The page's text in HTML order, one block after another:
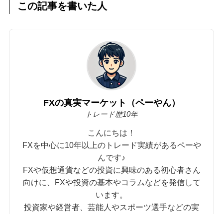
この記事を書いた人
FXの真実マーケット（ペーやん）
トレード歴10年
こんにちは！
FXを中心に10年以上のトレード実績があるペーや
んです♪
FXや仮想通貨などの投資に興味のある初心者さん
向けに、FXや投資の基本やコラムなどを発信して
います。
投資家や経営者、芸能人やスポーツ選手などの実